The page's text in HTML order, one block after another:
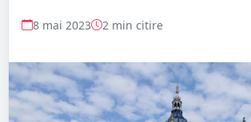
8 mai 2023 2 min citire